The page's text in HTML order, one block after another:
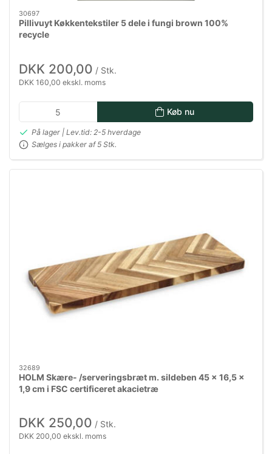
30697
Pillivuyt Køkkentekstiler 5 dele i fungi brown 100%
recycle
DKK 200,00 / Stk.
DKK 160,00 ekskl. moms
Køb nu
På lager | Lev.tid: 2-5 hverdage
Sælges i pakker af 5 Stk.
32689
HOLM Skære- /serveringsbræt m. sildeben 45 x 16,5 x
1,9 cm i FSC certificeret akacietræ
DKK 250,00 / Stk.
DKK 200,00 ekskl. moms